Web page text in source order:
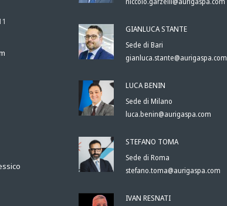
GIANLUCA STANTE
Sede di Bari
gianluca.stante@aurigaspa.com
LUCA BENIN
Sede di Milano
luca.benin@aurigaspa.com
STEFANO TOMA
Sede di Roma
stefano.toma@aurigaspa.com
IVAN RESNATI